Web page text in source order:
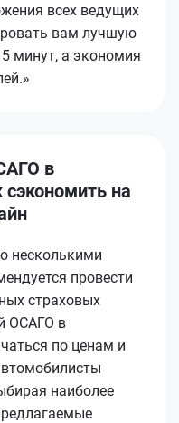
всех ведущих
вам лучшую
минут, а экономия
в
сэкономить на
несколькими
провести
страховых
ОСАГО в
по ценам и
наиболее